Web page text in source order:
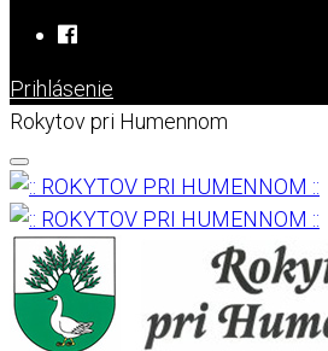
Prihlásenie
Rokytov pri Humennom